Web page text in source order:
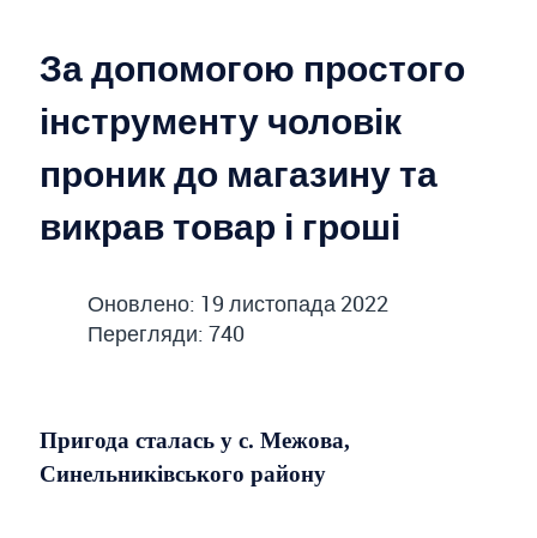
За допомогою простого
інструменту чоловік
проник до магазину та
викрав товар і гроші
Оновлено: 19 листопада 2022
Перегляди: 740
Пригода сталась у с. Межова,
Синельниківського району